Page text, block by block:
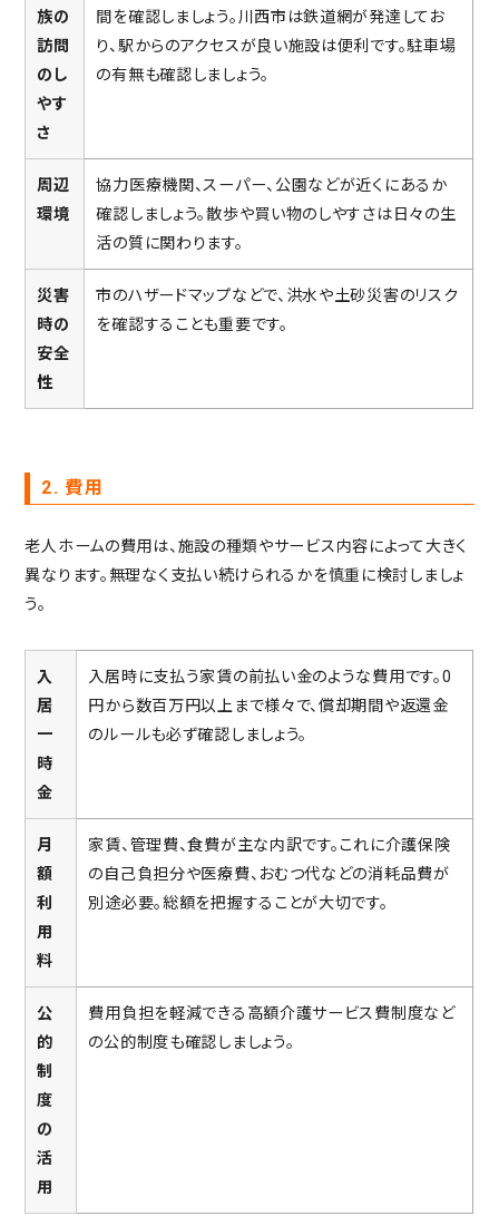
族の
訪問
のし
やす
さ
間を確認しましょう。川西市は鉄道網が発達してお
り、駅からのアクセスが良い施設は便利です。駐車場
の有無も確認しましょう。
周辺
環境
協力医療機関、スーパー、公園などが近くにあるか
確認しましょう。散歩や買い物のしやすさは日々の生
活の質に関わります。
災害
時の
安全
性
市のハザードマップなどで、洪水や土砂災害のリスク
を確認することも重要です。
2. 費用
老人ホームの費用は、施設の種類やサービス内容によって大きく
異なります。無理なく支払い続けられるかを慎重に検討しましょ
う。
入
居
一
時
金
入居時に支払う家賃の前払い金のような費用です。0
円から数百万円以上まで様々で、償却期間や返還金
のルールも必ず確認しましょう。
月
額
利
用
料
家賃、管理費、食費が主な内訳です。これに介護保険
の自己負担分や医療費、おむつ代などの消耗品費が
別途必要。総額を把握することが大切です。
公
的
制
度
の
活
用
費用負担を軽減できる高額介護サービス費制度など
の公的制度も確認しましょう。